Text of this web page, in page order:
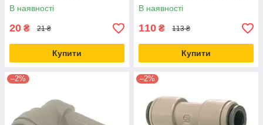
В наявності
20 ₴ 21 ₴
Купити
В наявності
110 ₴ 113 ₴
Купити
–2% –2%